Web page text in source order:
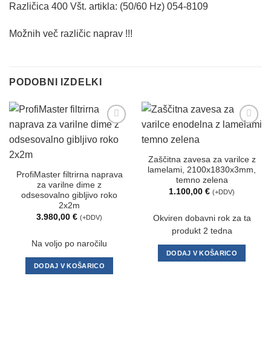
Različica 400 Všt. artikla: (50/60 Hz) 054-8109
Možnih več različic naprav !!!
PODOBNI IZDELKI
na
ProfiMaster filtrirna naprava
za varilne dime z
odsesovalno gibljivo roko
2x2m
3.980,00 € (+DDV)
Na voljo po naročilu
DODAJ V KOŠARICO
želja
Zaščitna zavesa za varilce z
lamelami, 2100x1830x3mm,
temno zelena
1.100,00 € (+DDV)
Okviren dobavni rok za ta
produkt 2 tedna
DODAJ V KOŠARICO